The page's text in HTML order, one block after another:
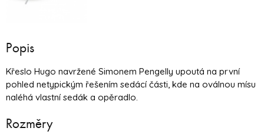
Popis
Křeslo Hugo navržené Simonem Pengelly upoutá na první
pohled netypickým řešením sedácí části, kde na oválnou mísu
naléhá vlastní sedák a opěradlo.
Rozměry